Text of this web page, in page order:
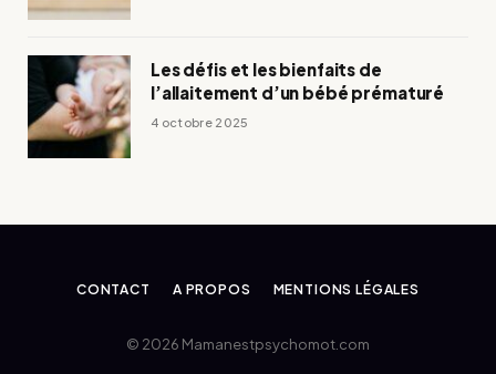
Les défis et les bienfaits de
l’allaitement d’un bébé prématuré
4 octobre 2025
CONTACT A PROPOS MENTIONS LÉGALES
© 2026 Mamanestpsychomot.com